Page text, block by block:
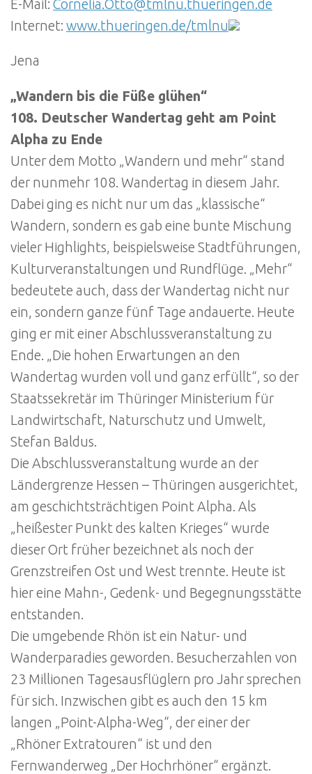
E-Mail: Cornelia.Otto@tmlnu.thueringen.de
Internet: www.thueringen.de/tmlnu
Jena
„Wandern bis die Füße glühen“
108. Deutscher Wandertag geht am Point
Alpha zu Ende
Unter dem Motto „Wandern und mehr“ stand
der nunmehr 108. Wandertag in diesem Jahr.
Dabei ging es nicht nur um das „klassische“
Wandern, sondern es gab eine bunte Mischung
vieler Highlights, beispielsweise Stadtführungen,
Kulturveranstaltungen und Rundflüge. „Mehr“
bedeutete auch, dass der Wandertag nicht nur
ein, sondern ganze fünf Tage andauerte. Heute
ging er mit einer Abschlussveranstaltung zu
Ende. „Die hohen Erwartungen an den
Wandertag wurden voll und ganz erfüllt“, so der
Staatssekretär im Thüringer Ministerium für
Landwirtschaft, Naturschutz und Umwelt,
Stefan Baldus.
Die Abschlussveranstaltung wurde an der
Ländergrenze Hessen – Thüringen ausgerichtet,
am geschichtsträchtigen Point Alpha. Als
„heißester Punkt des kalten Krieges“ wurde
dieser Ort früher bezeichnet als noch der
Grenzstreifen Ost und West trennte. Heute ist
hier eine Mahn-, Gedenk- und Begegnungsstätte
entstanden.
Die umgebende Rhön ist ein Natur- und
Wanderparadies geworden. Besucherzahlen von
23 Millionen Tagesausflüglern pro Jahr sprechen
für sich. Inzwischen gibt es auch den 15 km
langen „Point-Alpha-Weg“, der einer der
„Rhöner Extratouren“ ist und den
Fernwanderweg „Der Hochrhöner“ ergänzt.